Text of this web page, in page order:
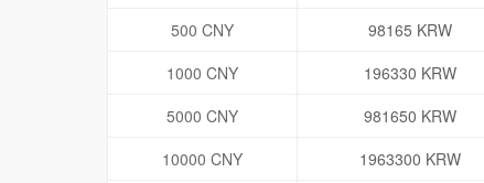
500 CNY
98165 KRW
1000 CNY
196330 KRW
5000 CNY
981650 KRW
10000 CNY
1963300 KRW